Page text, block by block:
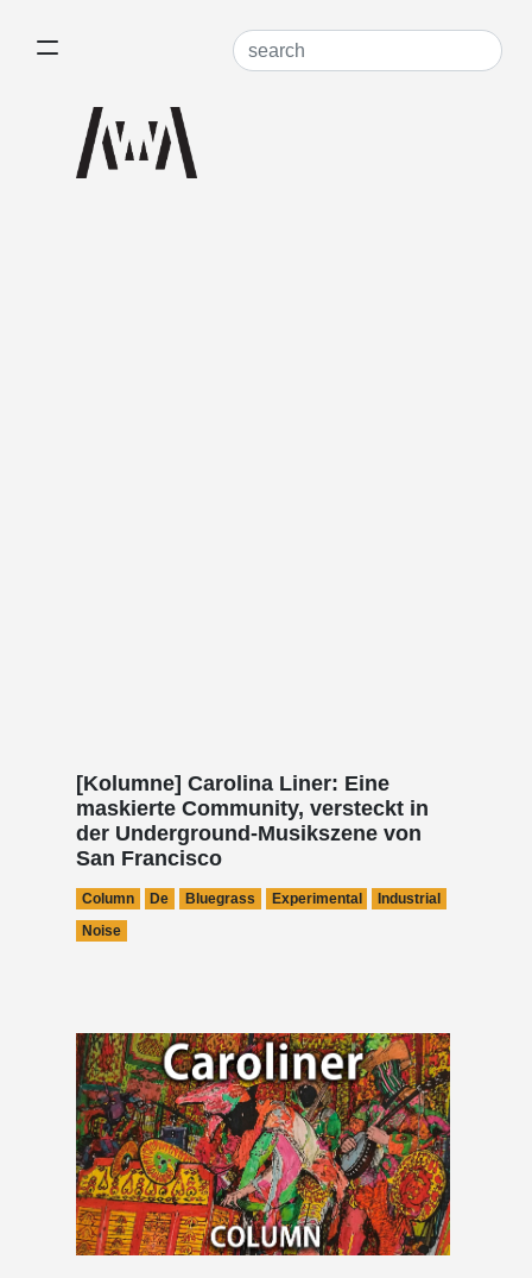
[Kolumne] Carolina Liner: Eine
maskierte Community, versteckt in
der Underground-Musikszene von
San Francisco
Column De Bluegrass Experimental
Industrial
Noise